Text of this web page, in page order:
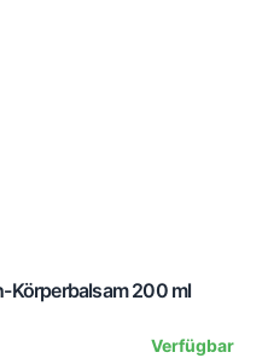
Körperbalsam 200 ml
Verfügbar